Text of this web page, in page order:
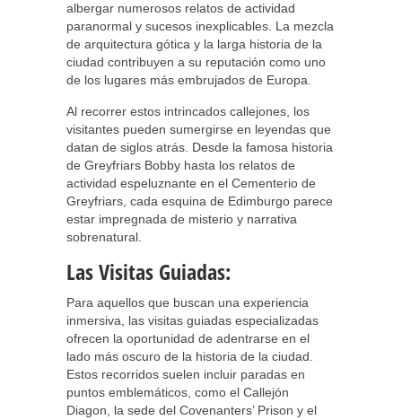
albergar numerosos relatos de actividad
paranormal y sucesos inexplicables. La mezcla
de arquitectura gótica y la larga historia de la
ciudad contribuyen a su reputación como uno
de los lugares más embrujados de Europa.
Al recorrer estos intrincados callejones, los
visitantes pueden sumergirse en leyendas que
datan de siglos atrás. Desde la famosa historia
de Greyfriars Bobby hasta los relatos de
actividad espeluznante en el Cementerio de
Greyfriars, cada esquina de Edimburgo parece
estar impregnada de misterio y narrativa
sobrenatural.
Las Visitas Guiadas:
Para aquellos que buscan una experiencia
inmersiva, las visitas guiadas especializadas
ofrecen la oportunidad de adentrarse en el
lado más oscuro de la historia de la ciudad.
Estos recorridos suelen incluir paradas en
puntos emblemáticos, como el Callejón
Diagon, la sede del Covenanters’ Prison y el